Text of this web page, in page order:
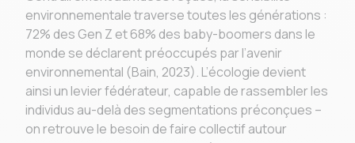
environnementale traverse toutes les générations :
72% des Gen Z et 68% des baby-boomers dans le
monde se déclarent préoccupés par l’avenir
environnemental (Bain, 2023). L’écologie devient
ainsi un levier fédérateur, capable de rassembler les
individus au-delà des segmentations préconçues –
on retrouve le besoin de faire collectif autour